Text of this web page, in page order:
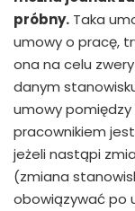
próbny. Taka
umowy o pracę,
ona na celu
danym
umowy
pracownikiem
jeżeli nastąpi
(zmiana
obowiązywać po